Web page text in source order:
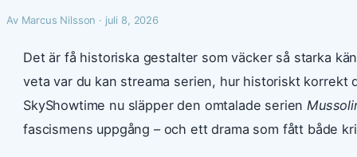
Av Marcus Nilsson · juli 8, 2026
Det är få historiska gestalter som väcker så starka
veta var du kan streama serien, hur historiskt korrekt
SkyShowtime nu släpper den omtalade serien
fascismens uppgång – och ett drama som fått både